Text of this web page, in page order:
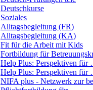
Deutschkurse
Soziales
Alltagsbegleitung (FR)
Alltagsbegleitung (KA)
Fit für die Arbeit mit Kids
Fortbildung für
Help Plus: Perspektiven für
Help Plus: Perspektiven für
NIFA plus - Netzwerk zur